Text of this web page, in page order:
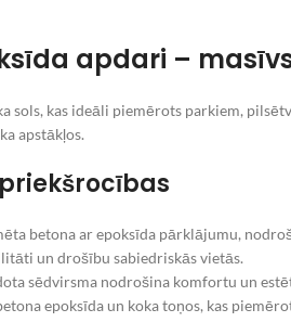
apdari –
sols, kas ideāli piemērots parkiem,
apstākļos.
betona ar epoksīda pārklājumu,
un drošību sabiedriskās vietās.
sēdvirsma nodrošina komfortu un
epoksīda un koka toņos, kas